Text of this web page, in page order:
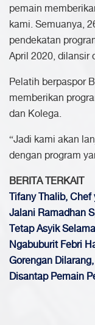
pemain
kami. Semuanya,
pendekatan
April 2020, dilansir
Pelatih berpaspor
memberikan
dan Kolega.
“Jadi kami akan
dengan program
BERITA TERKAIT
Tifany Thalib,
Jalani Ramadhan
Tetap Asyik
Ngabuburit Febri
Gorengan
Disantap Pemain